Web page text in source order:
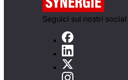
Seguici sui nostri social